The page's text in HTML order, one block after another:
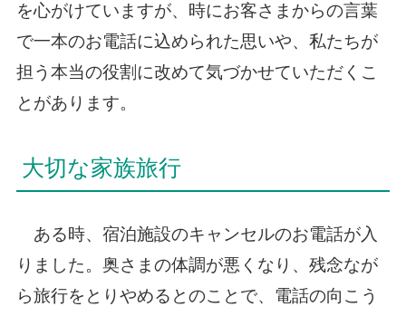
を心がけていますが、時にお客さまからの言葉
で一本のお電話に込められた思いや、私たちが
担う本当の役割に改めて気づかせていただくこ
とがあります。
大切な家族旅行
ある時、宿泊施設のキャンセルのお電話が入
りました。奥さまの体調が悪くなり、残念なが
ら旅行をとりやめるとのことで、電話の向こう